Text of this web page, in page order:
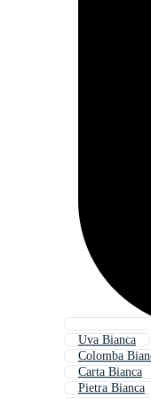
Uva Bianca
Colomba
Carta Bianca
Pietra Bianca